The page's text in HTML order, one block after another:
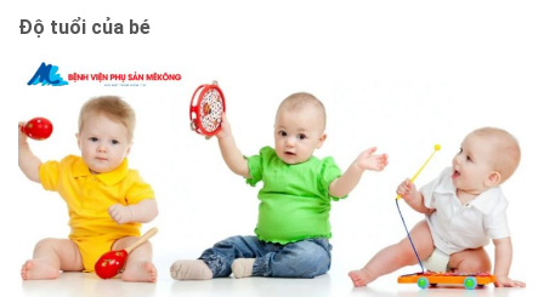
Độ tuổi của bé